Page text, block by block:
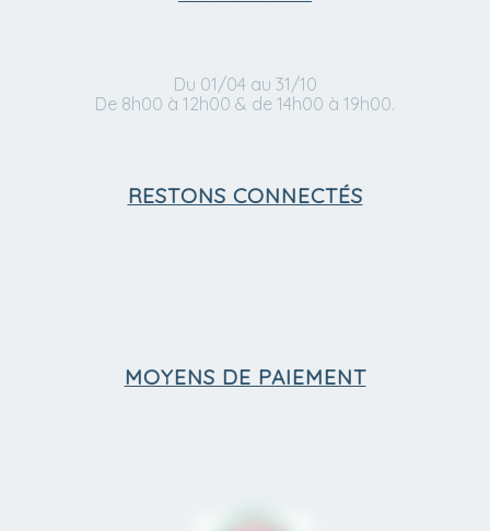
Du 01/04 au 31/10
De 8h00 à 12h00 & de 14h00 à 19h00.
RESTONS CONNECTÉS
MOYENS DE PAIEMENT